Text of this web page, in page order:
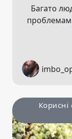
Багато
Корисні